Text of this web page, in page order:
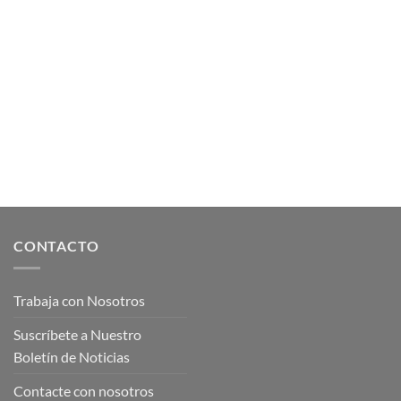
CONTACTO
Trabaja con Nosotros
Suscríbete a Nuestro
Boletín de Noticias
Contacte con nosotros